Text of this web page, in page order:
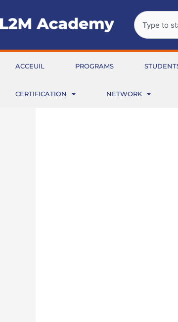
au
contenu
Rechercher
ACCEUIL PROGRAMS
CERTIFICATION NETWORK